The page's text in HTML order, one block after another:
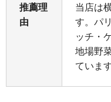
推薦理
由
当店は
す。パ
ッチ・
地場野
ています